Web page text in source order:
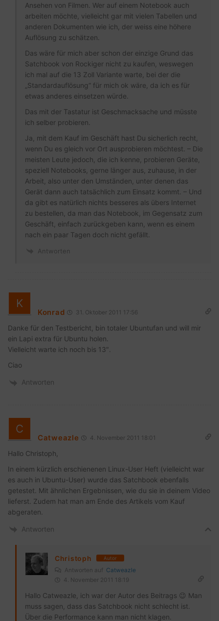
Ansehen von Filmen. Wer auf einem Notebook auch
arbeiten möchte, vielleicht gar mit vielen Tabellen und
anderen Dokumenten wie ich, der weiss eine höhere
Auflösung zu schätzen.
Das wäre für mich aber schon der einzige Grund das
Satchbook von Rockiger nicht zu kaufen, weswegen
ich mal auf die 13 Zoll Variante warte, bei der die
„Standardauflösung“ für mich ok wäre, da ich es für
etwas anderes einsetzen würde.
Das mit der Tastatur ist Geschmacksache und müsste
ich selber probieren.
Ja, mit dem Kauf im Geschäft hast Du sicherlich recht,
wenn Du es gleich vor Ort ausprobieren möchtest. – Die
meisten Leute jedoch, die ich kenne, probieren Geräte,
speziell Notebooks, gerne länger aus, zuhause, in der
Arbeit, also unter den Umständen, unter denen das
Gerät dann auch tatsächlich zum Einsatz kommt. – Und
da gibt es natürlich nichts besseres als übers Internet
zu bestellen, da man das Notebook, im Gegensatz zum
Geschäft, einfach zurückgeben kann, wenn es einem
nach ein paar Tagen doch nicht gefällt.
Antworten
Konrad 31. Oktober 2011 17:56
Danke für den Testbericht, bin totaler Ubuntufan und will mir
ein Lapi extra für Ubuntu holen.
Vielleicht warte ich noch bis 13″.
Ciao
Antworten
Catweazle 4. November 2011 18:01
Hallo Christoph,
In einem kürzlich erschienenen Linux-User Heft (vielleicht war
es auch in Ubuntu-User) wurde das Satchbook ebenfalls
getestet. Mit ähnlichen Ergebnissen, wie du sie in deinem Video
lieferst. Zudem hat man am Ende des Artikels vom Kauf
abgeraten.
Antworten
Christoph Autor
Antworten auf Catweazle
4. November 2011 18:19
Hallo Catweazle, ich war der Autor des Beitrags 😉 Man
muss sagen, dass das Satchbook nicht schlecht ist.
Über die Performance kann man nicht klagen.